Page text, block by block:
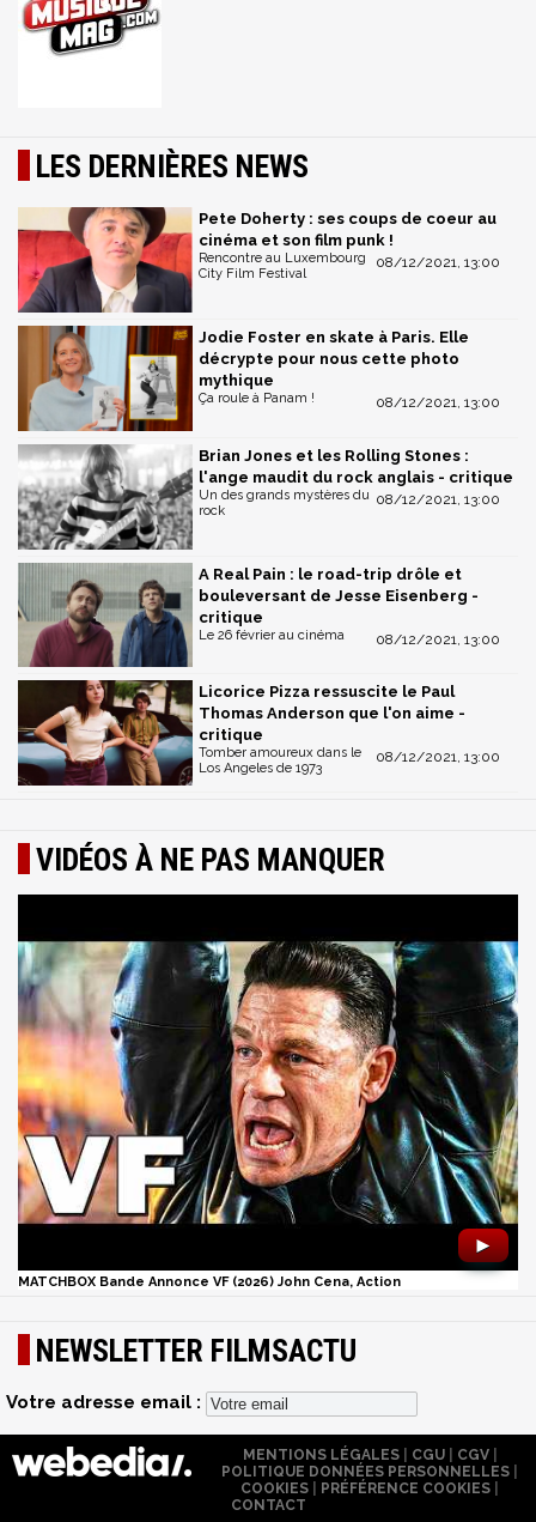
LES DERNIÈRES NEWS
Pete Doherty : ses coups de coeur au
cinéma et son film punk !
08/12/2021, 13:00
Rencontre au Luxembourg
City Film Festival
Jodie Foster en skate à Paris. Elle
décrypte pour nous cette photo
mythique
08/12/2021, 13:00
Ça roule à Panam !
Brian Jones et les Rolling Stones :
l'ange maudit du rock anglais - critique
08/12/2021, 13:00
Un des grands mystères du
rock
A Real Pain : le road-trip drôle et
bouleversant de Jesse Eisenberg -
critique
08/12/2021, 13:00
Le 26 février au cinéma
Licorice Pizza ressuscite le Paul
Thomas Anderson que l'on aime -
critique
08/12/2021, 13:00
Tomber amoureux dans le
Los Angeles de 1973
VIDÉOS À NE PAS MANQUER
►
MATCHBOX Bande Annonce VF (2026) John Cena, Action
NEWSLETTER FILMSACTU
Votre adresse email :
MENTIONS LÉGALES| CGU| CGV|
POLITIQUE DONNÉES PERSONNELLES
COOKIES
PRÉFÉRENCE COOKIES
CONTACT